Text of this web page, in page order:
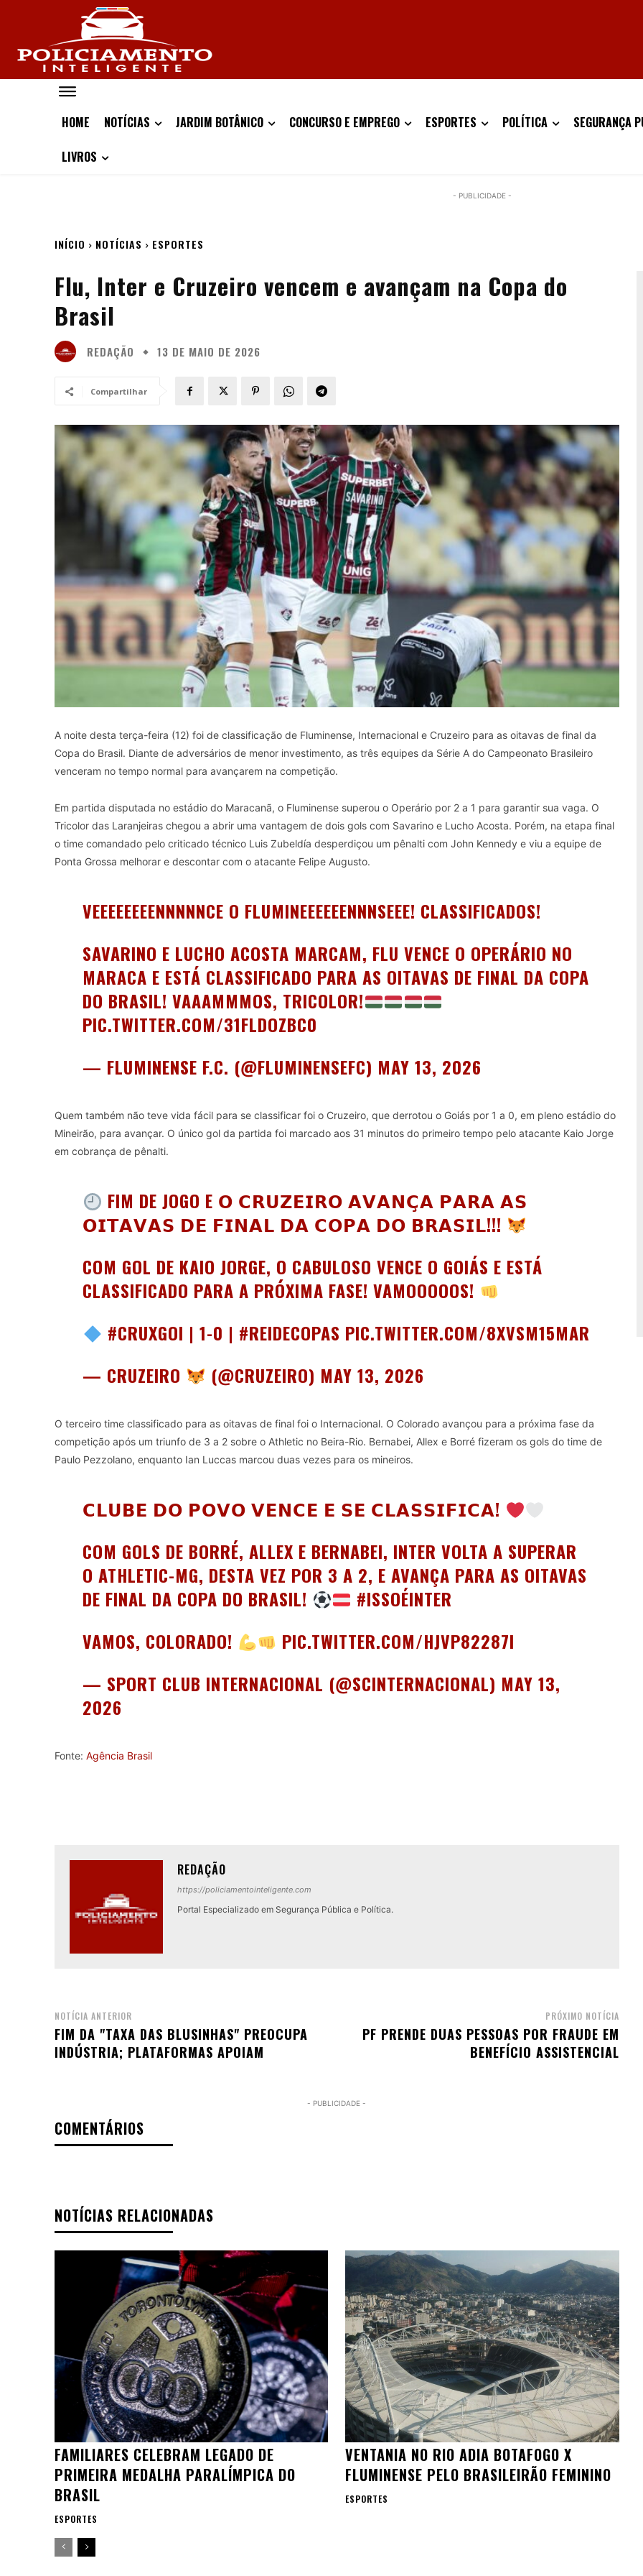
HOME NOTÍCIAS JARDIM BOTÂNICO CONCURSO E EMPREGO ESPORTES POLÍTICA SEGURANÇA
LIVROS
- PUBLICIDADE -
INÍCIO NOTÍCIAS ESPORTES
Flu, Inter e Cruzeiro vencem e avançam na Copa do
Brasil
REDAÇÃO 13 DE MAIO DE 2026
Compartilhar
A noite desta terça-feira (12) foi de classificação de Fluminense, Internacional e Cruzeiro para as oitavas de final da
Copa do Brasil. Diante de adversários de menor investimento, as três equipes da Série A do Campeonato Brasileiro
venceram no tempo normal para avançarem na competição.
Em partida disputada no estádio do Maracanã, o Fluminense superou o Operário por 2 a 1 para garantir sua vaga. O
Tricolor das Laranjeiras chegou a abrir uma vantagem de dois gols com Savarino e Lucho Acosta. Porém, na etapa final
o time comandado pelo criticado técnico Luis Zubeldía desperdiçou um pênalti com John Kennedy e viu a equipe de
Ponta Grossa melhorar e descontar com o atacante Felipe Augusto.
VEEEEEEEENNNNNCE O FLUMINEEEEEENNNSEEE! CLASSIFICADOS!
SAVARINO E LUCHO ACOSTA MARCAM, FLU VENCE O OPERÁRIO NO
MARACA E ESTÁ CLASSIFICADO PARA AS OITAVAS DE FINAL DA COPA
DO BRASIL! VAAAMMMOS, TRICOLOR!
PIC.TWITTER.COM/31FLDOZBC0
— FLUMINENSE F.C. (@FLUMINENSEFC) MAY 13, 2026
Quem também não teve vida fácil para se classificar foi o Cruzeiro, que derrotou o Goiás por 1 a 0, em pleno estádio do
Mineirão, para avançar. O único gol da partida foi marcado aos 31 minutos do primeiro tempo pelo atacante Kaio Jorge
em cobrança de pênalti.
FIM DE JOGO E 𝗢 𝗖𝗥𝗨𝗭𝗘𝗜𝗥𝗢 𝗔𝗩𝗔𝗡𝗖̧𝗔 𝗣𝗔𝗥𝗔 𝗔𝗦
𝗢𝗜𝗧𝗔𝗩𝗔𝗦 𝗗𝗘 𝗙𝗜𝗡𝗔𝗟 𝗗𝗔 𝗖𝗢𝗣𝗔 𝗗𝗢 𝗕𝗥𝗔𝗦𝗜𝗟!!!
COM GOL DE KAIO JORGE, O CABULOSO VENCE O GOIÁS E ESTÁ
CLASSIFICADO PARA A PRÓXIMA FASE! VAMOOOOOS!
#CRUXGOI | 1-0 | #REIDECOPAS PIC.TWITTER.COM/8XVSM15MAR
— CRUZEIRO
(@CRUZEIRO) MAY 13, 2026
O terceiro time classificado para as oitavas de final foi o Internacional. O Colorado avançou para a próxima fase da
competição após um triunfo de 3 a 2 sobre o Athletic no Beira-Rio. Bernabei, Allex e Borré fizeram os gols do time de
Paulo Pezzolano, enquanto Ian Luccas marcou duas vezes para os mineiros.
𝗖𝗟𝗨𝗕𝗘 𝗗𝗢 𝗣𝗢𝗩𝗢 𝗩𝗘𝗡𝗖𝗘 𝗘 𝗦𝗘 𝗖𝗟𝗔𝗦𝗦𝗜𝗙𝗜𝗖𝗔!
COM GOLS DE BORRÉ, ALLEX E BERNABEI, INTER VOLTA A SUPERAR
O ATHLETIC-MG, DESTA VEZ POR 3 A 2, E AVANÇA PARA AS OITAVAS
DE FINAL DA COPA DO BRASIL!
#ISSOÉINTER
VAMOS, COLORADO!
PIC.TWITTER.COM/HJVP82287I
— SPORT CLUB INTERNACIONAL (@SCINTERNACIONAL) MAY 13,
2026
Fonte: Agência Brasil
REDAÇÃO
https://policiamentointeligente.com
Portal Especializado em Segurança Pública e Política.
NOTÍCIA ANTERIOR
FIM DA "TAXA DAS BLUSINHAS" PREOCUPA
INDÚSTRIA; PLATAFORMAS APOIAM
PRÓXIMO NOTÍCIA
PF PRENDE DUAS PESSOAS POR FRAUDE EM
BENEFÍCIO ASSISTENCIAL
- PUBLICIDADE -
COMENTÁRIOS
NOTÍCIAS RELACIONADAS
FAMILIARES CELEBRAM LEGADO DE
PRIMEIRA MEDALHA PARALÍMPICA DO
BRASIL
ESPORTES
VENTANIA NO RIO ADIA BOTAFOGO X
FLUMINENSE PELO BRASILEIRÃO FEMININO
ESPORTES